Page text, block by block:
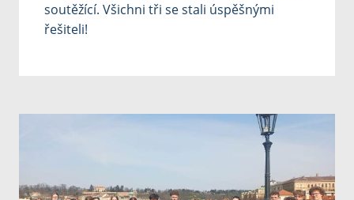
soutěžící. Všichni tři se stali úspěšnými
řešiteli!